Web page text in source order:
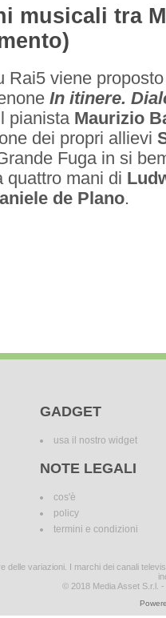
musicali tra
Rai5 viene
In itinere.
pianista Maurizio
dei propri allievi
Fuga in si
quattro mani di
de Plano.
GADGET
usa il nostro widget
NOTE LEGALI
cos'è
policy
termini e condizioni
delle variazioni. I marchi dei canali
© 2018 Media Asset S.r.l.